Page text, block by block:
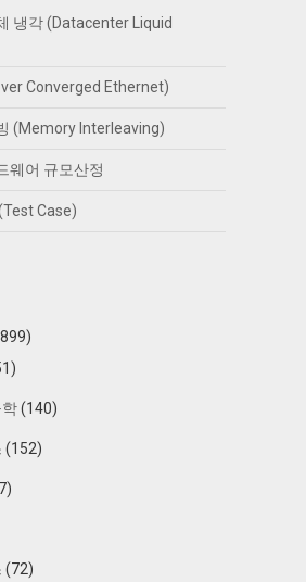
냉각 (Datacenter Liquid
Converged Ethernet)
(Memory Interleaving)
웨어 규모산정
Case)
(140)
(152)
(72)